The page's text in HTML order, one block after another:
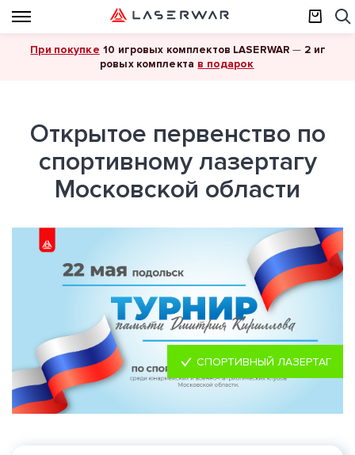
При покупке 10 игровых комплектов LASERWAR — 2 иг
ровых комплекта в подарок
Открытое первенство по
спортивному лазертагу
Московской области
СПОРТИВНЫЙ ЛАЗЕРТАГ